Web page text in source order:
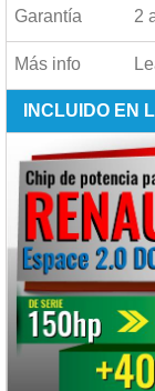
Garantía 2
Más info
INCLUIDO EN